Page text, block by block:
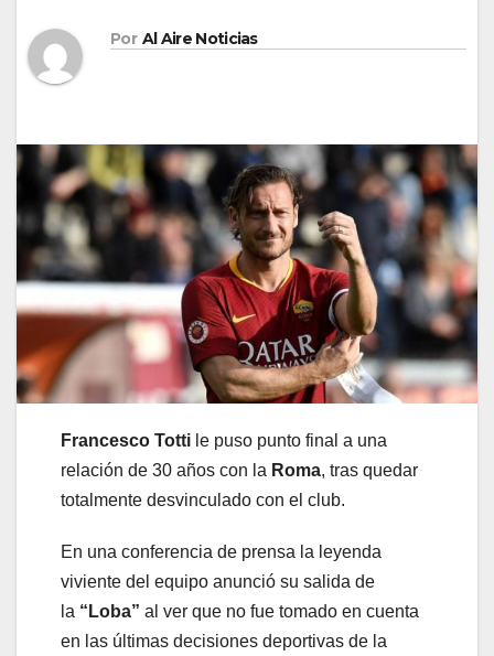
Por Al Aire Noticias
Francesco Totti le puso punto final a una
relación de 30 años con la Roma, tras quedar
totalmente desvinculado con el club.
En una conferencia de prensa la leyenda
viviente del equipo anunció su salida de
la “Loba” al ver que no fue tomado en cuenta
en las últimas decisiones deportivas de la